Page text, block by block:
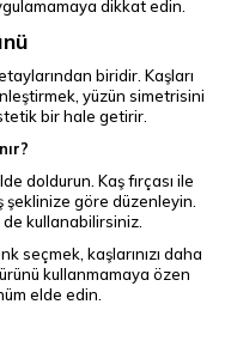
dikkat edin.
biridir. Kaşları
yüzün simetrisini
bir hale getirir.
doldurun. Kaş fırçası ile
şeklinize göre düzenleyin.
kullanabilirsiniz.
seçmek, kaşlarınızı daha
kullanmamaya özen
elde edin.